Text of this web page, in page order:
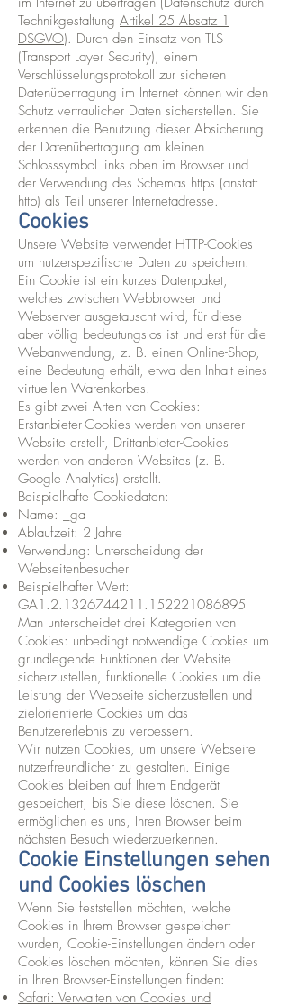
Technikgestaltung Artikel 25 Absatz 1
DSGVO). Durch den Einsatz von TLS
(Transport Layer Security), einem
Verschlüsselungsprotokoll zur sicheren
Datenübertragung im Internet können wir den
Schutz vertraulicher Daten sicherstellen. Sie
erkennen die Benutzung dieser Absicherung
der Datenübertragung am kleinen
Schlosssymbol links oben im Browser und
der Verwendung des Schemas https (anstatt
http) als Teil unserer Internetadresse.
Cookies
Unsere Website verwendet HTTP-Cookies
um nutzerspezifische Daten zu speichern.
Ein Cookie ist ein kurzes Datenpaket,
welches zwischen Webbrowser und
Webserver ausgetauscht wird, für diese
aber völlig bedeutungslos ist und erst für die
Webanwendung, z. B. einen Online-Shop,
eine Bedeutung erhält, etwa den Inhalt eines
virtuellen Warenkorbes.
Es gibt zwei Arten von Cookies:
Erstanbieter-Cookies werden von unserer
Website erstellt, Drittanbieter-Cookies
werden von anderen Websites (z. B.
Google Analytics) erstellt.
Beispielhafte Cookiedaten:
Name: _ga
Ablaufzeit: 2 Jahre
Verwendung: Unterscheidung der
Webseitenbesucher
Beispielhafter Wert:
GA1.2.1326744211.152221086895
Man unterscheidet drei Kategorien von
Cookies: unbedingt notwendige Cookies um
grundlegende Funktionen der Website
sicherzustellen, funktionelle Cookies um die
Leistung der Webseite sicherzustellen und
zielorientierte Cookies um das
Benutzererlebnis zu verbessern.
Wir nutzen Cookies, um unsere Webseite
nutzerfreundlicher zu gestalten. Einige
Cookies bleiben auf Ihrem Endgerät
gespeichert, bis Sie diese löschen. Sie
ermöglichen es uns, Ihren Browser beim
nächsten Besuch wiederzuerkennen.
Cookie Einstellungen sehen
und Cookies löschen
Wenn Sie feststellen möchten, welche
Cookies in Ihrem Browser gespeichert
wurden, Cookie-Einstellungen ändern oder
Cookies löschen möchten, können Sie dies
in Ihren Browser-Einstellungen finden:
Safari: Verwalten von Cookies und